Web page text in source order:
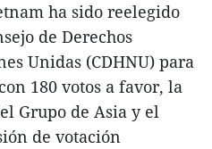
ha sido reelegido
de Derechos
Unidas (CDHNU) para
180 votos a favor, la
Grupo de Asia y el
de votación